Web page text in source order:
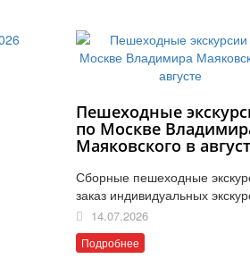
Пешеходные
по Москве
Маяковского в
Сборные пешеходные
заказ индивидуальных
14.07.2026
Подробнее